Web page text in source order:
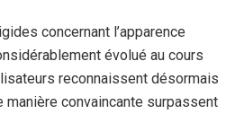
concernant l’apparence
évolué au cours
reconnaissent désormais
manière convaincante surpassent